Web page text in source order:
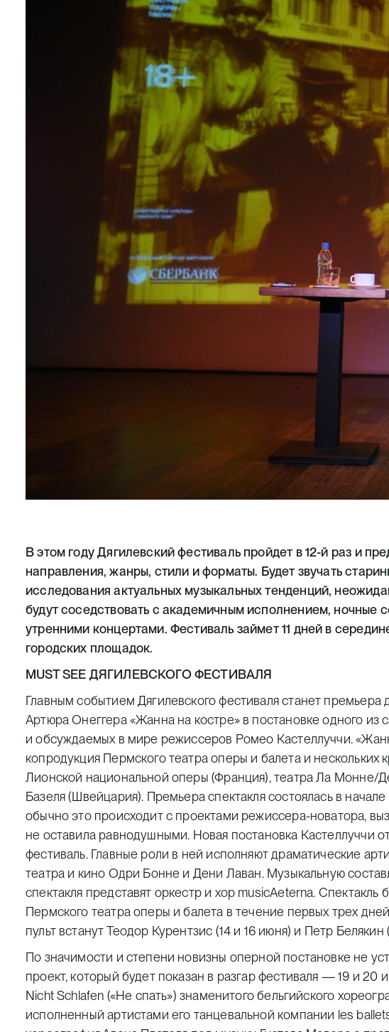
В этом году Дягилевский фестиваль пройдет в 12-й раз и
направления, жанры, стили и форматы. Будет звучать
исследования актуальных музыкальных тенденций,
будут соседствовать с академичным исполнением, ночные
утренними концертами. Фестиваль займет 11 дней в
городских площадок.
MUST SEE ДЯГИЛЕВСКОГО ФЕСТИВАЛЯ
Главным событием Дягилевского фестиваля станет премьера
Артюра Онеггера «Жанна на костре»в постановке одного из
и обсуждаемых в мире режиссеров Ромео Кастеллуччи.
копродукция Пермского театра оперы и балета и нескольких
Лионской национальной оперы (Франция), театра Ла Монне/
Базеля (Швейцария). Премьера спектакля состоялась в
обычно это происходит с проектами режиссера-новатора,
не оставила равнодушными. Новая постановка Кастеллуччи
фестиваль. Главные роли в ней исполняют драматические
театра и кино Одри Бонне и Дени Лаван. Музыкальную
спектакля представят оркестр и хор musicAeterna. Спектакль
Пермского театра оперы и балета в течение первых трех
пульт встанут Теодор Курентзис (14 и 16 июня) и Петр Белякин
По значимости и степени новизны оперной постановке не
проект, который будет показан в разгар фестиваля — 19 и 20
Nicht Sсhlafen («Не спать») знаменитого бельгийского
исполненный артистами его танцевальной компании les